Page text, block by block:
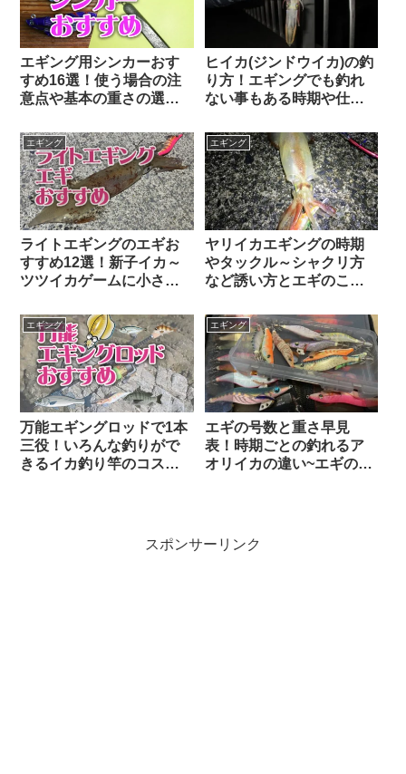
エギング用シンカーおす
すめ16選！使う場合の注
意点や基本の重さの選び
ヒイカ(ジンドウイカ)の釣
り方！エギングでも釣れ
ない事もある時期や仕掛
エギング
ライトエギングのエギお
すすめ12選！新子イカ～
ツツイカゲームに小さく
エギング
ヤリイカエギングの時期
やタックル～シャクリ方
など誘い方とエギのこと
エギング
万能エギングロッドで1本
三役！いろんな釣りがで
きるイカ釣り竿のコスパ
エギング
エギの号数と重さ早見
表！時期ごとの釣れるア
オリイカの違い~エギの選
スポンサーリンク